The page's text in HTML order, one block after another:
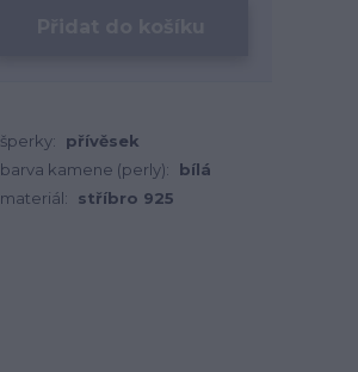
šperky:
přívěsek
barva kamene (perly):
bílá
materiál: stříbro 925